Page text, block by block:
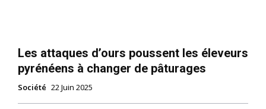
Les attaques d’ours poussent les éleveurs
pyrénéens à changer de pâturages
Société 22 Juin 2025